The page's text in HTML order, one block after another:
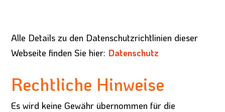
Alle Details zu den Datenschutzrichtlinien dieser
Webseite finden Sie hier: Datenschutz
Rechtliche Hinweise
Es wird keine Gewähr übernommen für die